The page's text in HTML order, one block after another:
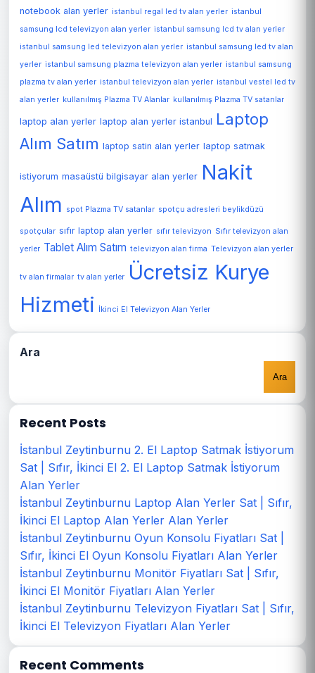
notebook alan yerler istanbul regal led tv alan yerler istanbul
samsung lcd televizyon alan yerler istanbul samsung lcd tv alan yerler
istanbul samsung led televizyon alan yerler istanbul samsung led tv alan
yerler istanbul samsung plazma televizyon alan yerler istanbul samsung
plazma tv alan yerler istanbul televizyon alan yerler istanbul vestel led tv
alan yerler kullanılmış Plazma TV Alanlar kullanılmış Plazma TV satanlar
laptop alan yerler laptop alan yerler istanbul Laptop
Alım Satım laptop satin alan yerler laptop satmak
istiyorum masaüstü bilgisayar alan yerler Nakit
Alım
spot Plazma TV satanlar spotçu adresleri beylikdüzü
spotçular sıfır laptop alan yerler sıfır televizyon Sıfır televizyon alan
yerler Tablet Alım Satım televizyon alan firma Televizyon alan yerler
tv alan firmalar tv alan yerler
Ücretsiz Kurye
Hizmeti
İkinci El Televizyon Alan Yerler
Ara
Ara
Recent Posts
İstanbul Zeytinburnu 2. El Laptop Satmak İstiyorum
Sat | Sıfır, İkinci El 2. El Laptop Satmak İstiyorum
Alan Yerler
İstanbul Zeytinburnu Laptop Alan Yerler Sat | Sıfır,
İkinci El Laptop Alan Yerler Alan Yerler
İstanbul Zeytinburnu Oyun Konsolu Fiyatları Sat |
Sıfır, İkinci El Oyun Konsolu Fiyatları Alan Yerler
İstanbul Zeytinburnu Monitör Fiyatları Sat | Sıfır,
İkinci El Monitör Fiyatları Alan Yerler
İstanbul Zeytinburnu Televizyon Fiyatları Sat | Sıfır,
İkinci El Televizyon Fiyatları Alan Yerler
Recent Comments